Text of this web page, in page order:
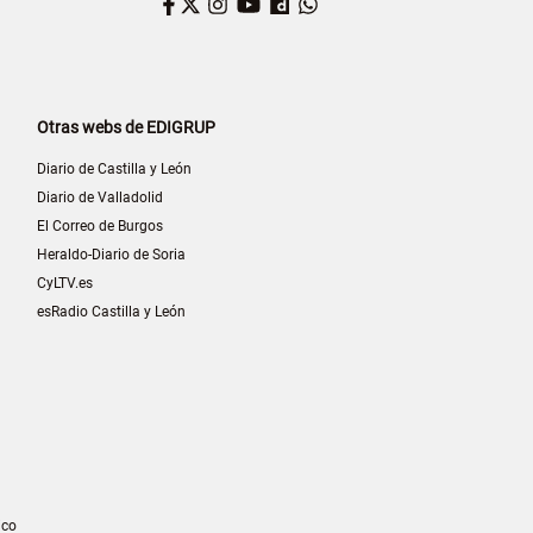
Facebook
TwitterInstagram
YouTube
Dailymotion
Otras webs de EDIGRUP
Diario de Castilla y León
Diario de Valladolid
El Correo de Burgos
Heraldo-Diario de Soria
CyLTV.es
esRadio Castilla y León